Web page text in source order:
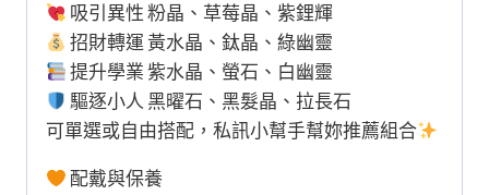
吸引異性 粉晶、草莓晶、紫鋰輝
招財轉運 黃水晶、鈦晶、綠幽靈
提升學業 紫水晶、螢石、白幽靈
驅逐小人 黑曜石、黑髮晶、拉長石
可單選或自由搭配，私訊小幫手幫妳推薦組合
配戴與保養